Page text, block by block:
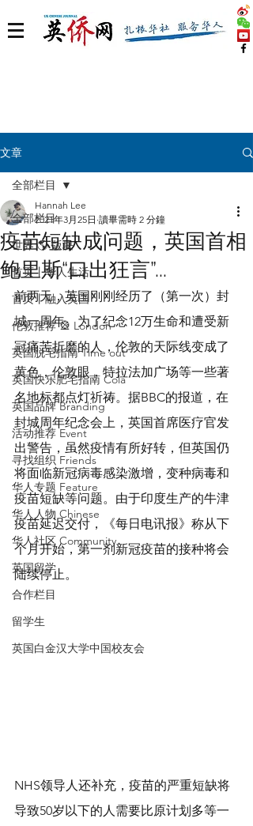
文章
全部栏目
世界 🌎 版块
首页丨华人生活
首页丨融入英国
伦敦推荐 🎡 London
英国脱宅指南 Time out
英国快乐肥宅指南 Cola
英国品牌 Branding
活动推荐 Event
寻找组织 Friends
华人专题 Feature
华人人物 Chinese
华人社区 Community
英国留学
合作栏目
留学生
英国白金汉大学中国校友会
全部栏目
疫苗短缺成问题，英国首相
鲍里斯“口出狂言”...
Hannah Lee
2021年3月25日 讀畢需時 2 分鐘
前两天，英国刚刚经历了（第一次）封
城一周年。为了纪念12万生命和遭受新
冠痛苦折磨的人，伦敦的天际线变成了
黄色，伦敦眼，特拉法加广场等一些著
名地标都点灯祈祷。据BBC的报道，在
封城周年纪念会上，英国首席医疗官发
出警告，虽然疫情有所好转，但英国仍
将面临新冠病毒感染激增，变种病毒和
疫苗短缺等问题。由于印度生产的牛津
疫苗延迟交付，《每日电讯报》称从下
个月开始，第一剂新冠疫苗的接种将会
陆续停止。
NHS领导人还补充，疫苗的严重短缺将
导致50岁以下的人需要比原计划多等一